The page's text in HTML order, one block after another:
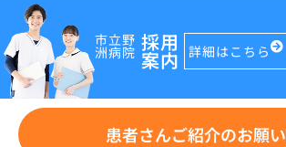
市立野
洲病院 採用
案内 詳細はこちら
患者さんご紹介のお願い